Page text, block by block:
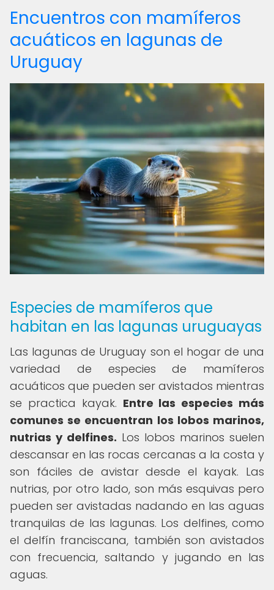
Encuentros con mamíferos
acuáticos en lagunas de
Uruguay
Especies de mamíferos que
habitan en las lagunas uruguayas
Las lagunas de Uruguay son el hogar de una
variedad de especies de mamíferos
acuáticos que pueden ser avistados mientras
se practica kayak. Entre las especies más
comunes se encuentran los lobos marinos,
nutrias y delfines. Los lobos marinos suelen
descansar en las rocas cercanas a la costa y
son fáciles de avistar desde el kayak. Las
nutrias, por otro lado, son más esquivas pero
pueden ser avistadas nadando en las aguas
tranquilas de las lagunas. Los delfines, como
el delfín franciscana, también son avistados
con frecuencia, saltando y jugando en las
aguas.